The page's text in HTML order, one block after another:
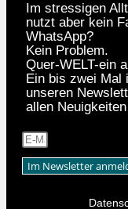
Im stressigen
nutzt aber kein
WhatsApp?
Kein Problem.
Quer-WELT-ein
Ein bis zwei Mal
unseren
allen
Im Newsletter